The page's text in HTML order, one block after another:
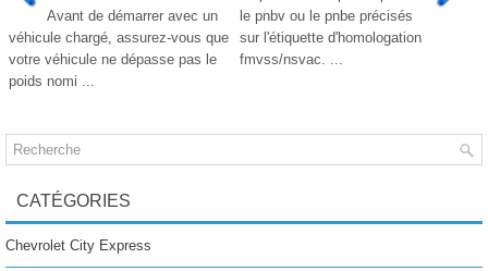
Avant de démarrer avec un
véhicule chargé, assurez-vous que
votre véhicule ne dépasse pas le
poids nomi ...
le pnbv ou le pnbe précisés
sur l'étiquette d'homologation
fmvss/nsvac. ...
CATÉGORIES
Chevrolet City Express